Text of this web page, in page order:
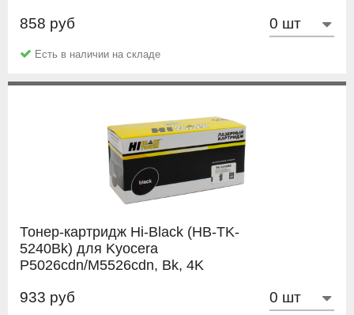
NetProduct
858 руб
Есть в наличии на складе
Тонер-картридж Hi-Black (HB-TK-
5240Bk) для Kyocera
P5026cdn/M5526cdn, Bk, 4K
Hi-Black
933 руб